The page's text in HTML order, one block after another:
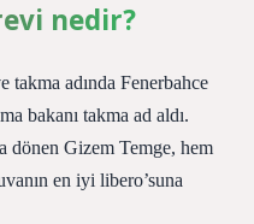
nedir?
takma adında Fenerbahce
bakanı takma ad aldı.
Gizem Temge, hem
en iyi libero’suna